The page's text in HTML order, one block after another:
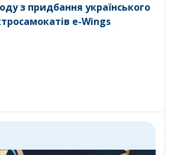
з придбання українського
e-Wings